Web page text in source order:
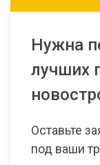
Нужна
лучших
Оставьте
под ваши